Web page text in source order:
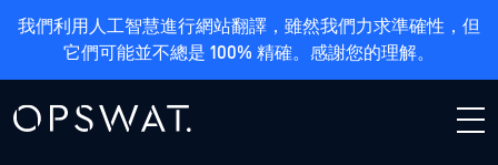
我們利用人工智慧進行網站翻譯，雖然我們力求準確性，但
它們可能並不總是 100% 精確。感謝您的理解。